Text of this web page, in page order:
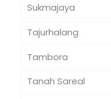
Sukmajaya
Tajurhalang
Tambora
Tanah Sareal